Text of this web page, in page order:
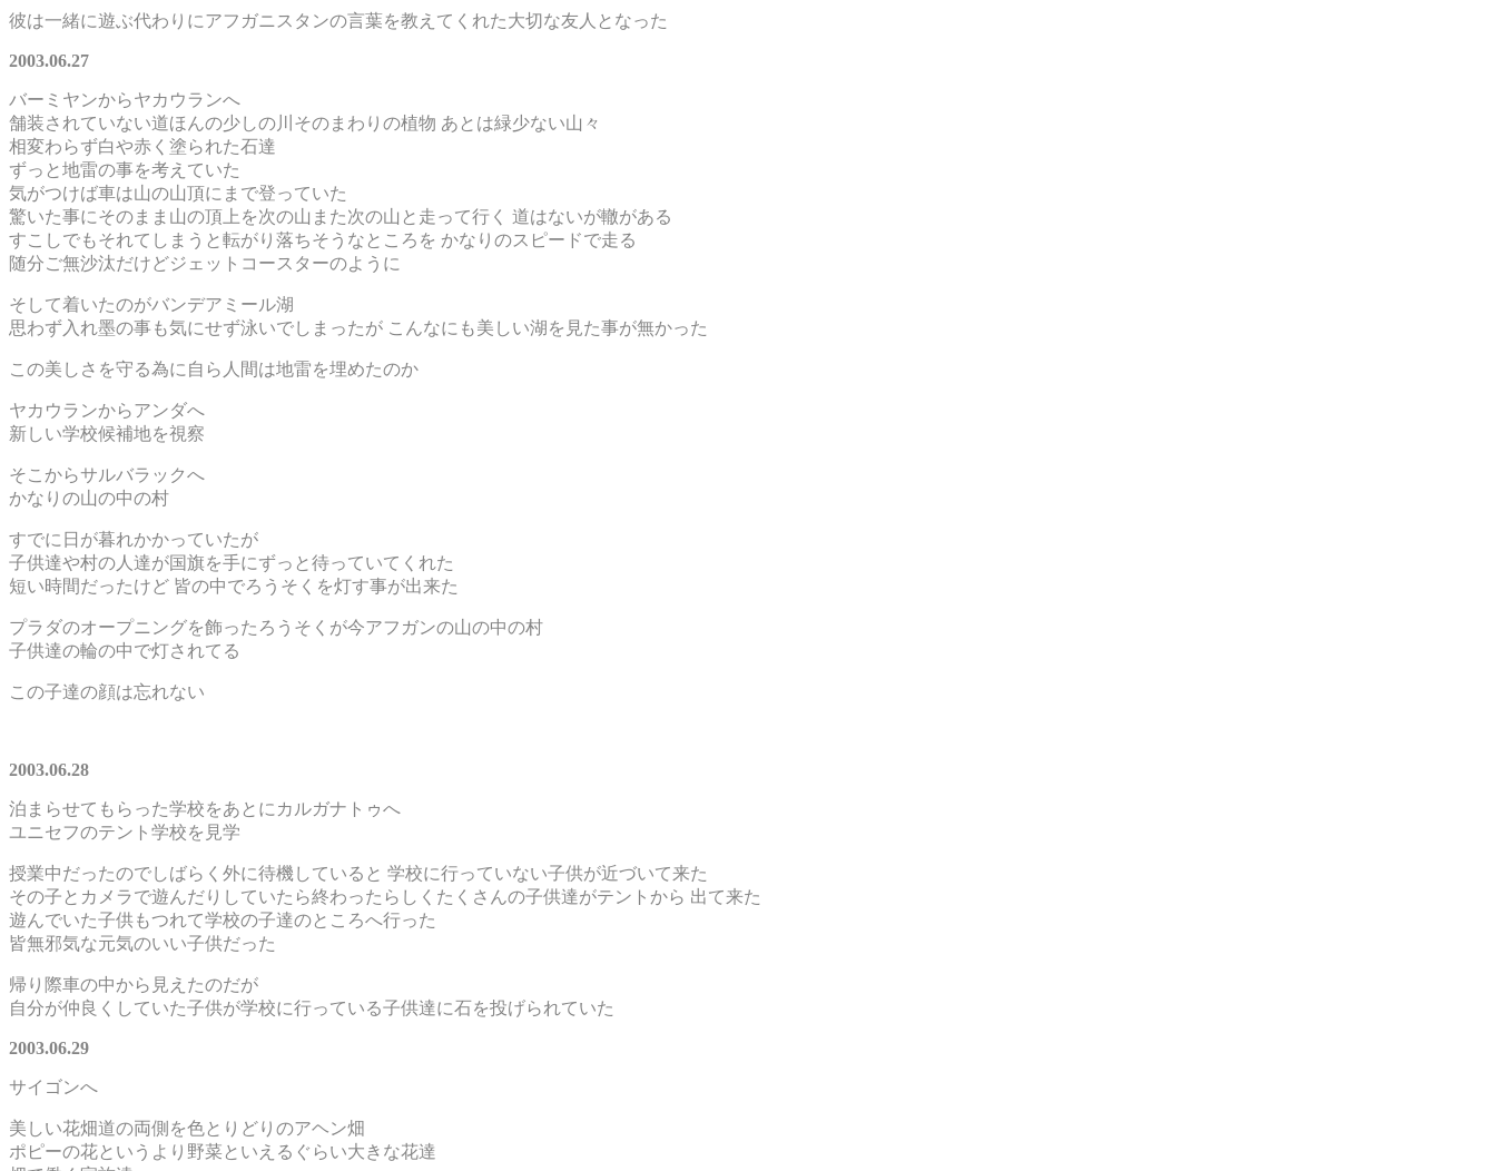
彼は一緒に遊ぶ代わりにアフガニスタンの言葉を教えてくれた大切な友人となった
2003.06.27
バーミヤンからヤカウランへ
舗装されていない道ほんの少しの川そのまわりの植物 あとは緑少ない山々
相変わらず白や赤く塗られた石達
ずっと地雷の事を考えていた
気がつけば車は山の山頂にまで登っていた
驚いた事にそのまま山の頂上を次の山また次の山と走って行く 道はないが轍がある
すこしでもそれてしまうと転がり落ちそうなところを かなりのスピードで走る
随分ご無沙汰だけどジェットコースターのように
そして着いたのがバンデアミール湖
思わず入れ墨の事も気にせず泳いでしまったが こんなにも美しい湖を見た事が無かった
この美しさを守る為に自ら人間は地雷を埋めたのか
ヤカウランからアンダへ
新しい学校候補地を視察
そこからサルバラックへ
かなりの山の中の村
すでに日が暮れかかっていたが
子供達や村の人達が国旗を手にずっと待っていてくれた
短い時間だったけど 皆の中でろうそくを灯す事が出来た
プラダのオープニングを飾ったろうそくが今アフガンの山の中の村
子供達の輪の中で灯されてる
この子達の顔は忘れない
2003.06.28
泊まらせてもらった学校をあとにカルガナトゥへ
ユニセフのテント学校を見学
授業中だったのでしばらく外に待機していると 学校に行っていない子供が近づいて来た
その子とカメラで遊んだりしていたら終わったらしくたくさんの子供達がテントから 出て来た
遊んでいた子供もつれて学校の子達のところへ行った
皆無邪気な元気のいい子供だった
帰り際車の中から見えたのだが
自分が仲良くしていた子供が学校に行っている子供達に石を投げられていた
2003.06.29
サイゴンへ
美しい花畑道の両側を色とりどりのアヘン畑
ポピーの花というより野菜といえるぐらい大きな花達